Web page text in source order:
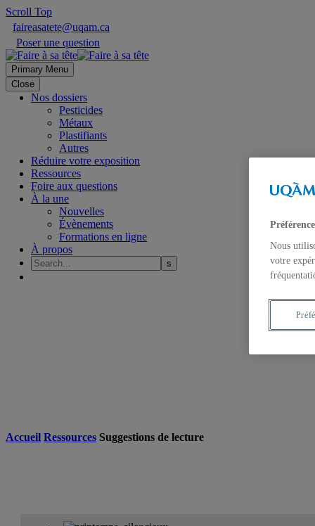
Scroll Top
faireasatete@uqam.ca
Poser une question
Primary Menu
Close
Nos dossiers
Pesticides
Métaux
Plastifiants
Autres
Réduire votre exposition
Ressources
Foire aux questions
À la une
Nouvelles
Évènements
Formations en ligne
À propos
Accueil Ressources Suggestions de lecture
Nous
votre